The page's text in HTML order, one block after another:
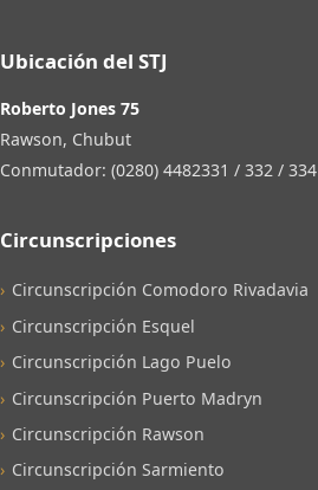
Ubicación del STJ
Roberto Jones 75
Rawson, Chubut
Conmutador: (0280) 4482331 / 332 / 334
Circunscripciones
Circunscripción Comodoro Rivadavia
Circunscripción Esquel
Circunscripción Lago Puelo
Circunscripción Puerto Madryn
Circunscripción Rawson
Circunscripción Sarmiento